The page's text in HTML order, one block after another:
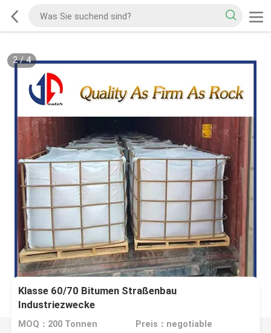
2/4
Klasse 60/70 Bitumen Straßenbau
Industriezwecke
MOQ：200 Tonnen Preis：negotiable